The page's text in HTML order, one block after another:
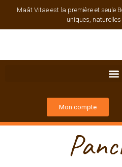
Maât Vitae est la première et seule
uniques,
Mon compte